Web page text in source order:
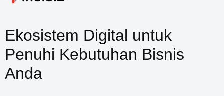
Ekosistem Digital untuk
Penuhi Kebutuhan Bisnis
Anda